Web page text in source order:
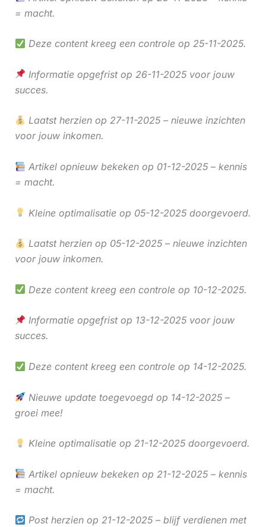
= macht.
Deze content kreeg een controle op 25-11-2025.
Informatie opgefrist op 26-11-2025 voor jouw
succes.
Laatst herzien op 27-11-2025 – nieuwe inzichten
voor jouw inkomen.
Artikel opnieuw bekeken op 01-12-2025 – kennis
= macht.
Kleine optimalisatie op 05-12-2025 doorgevoerd.
Laatst herzien op 05-12-2025 – nieuwe inzichten
voor jouw inkomen.
Deze content kreeg een controle op 10-12-2025.
Informatie opgefrist op 13-12-2025 voor jouw
succes.
Deze content kreeg een controle op 14-12-2025.
Nieuwe update toegevoegd op 14-12-2025 –
groei mee!
Kleine optimalisatie op 21-12-2025 doorgevoerd.
Artikel opnieuw bekeken op 21-12-2025 – kennis
= macht.
Post herzien op 21-12-2025 – blijf verdienen met